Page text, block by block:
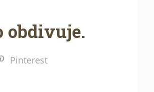
obdivuje.
Pinterest